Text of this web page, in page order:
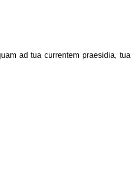
ad tua currentem praesidia,tua